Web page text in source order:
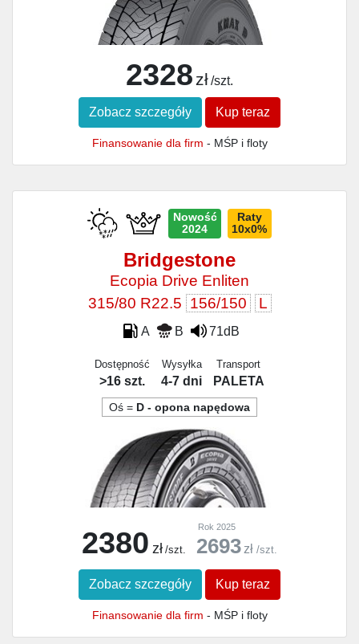
2328 zł/szt.
Zobacz szczegóły Kup teraz
Finansowanie dla firm - MŚP i floty
Nowość
2024
Raty
10x0%
Bridgestone
Ecopia Drive Enliten
315/80 R22.5 156/150 L
A B 71dB
Dostępność
>16 szt.
Wysyłka
4-7 dni
Transport
PALETA
Oś = D - opona napędowa
2380 zł /szt.
Rok 2025
2693 zł /szt.
Zobacz szczegóły Kup teraz
Finansowanie dla firm - MŚP i floty